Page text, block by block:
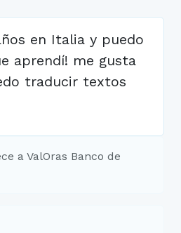
en Italia y puedo
aprendí! me gusta
traducir textos
a ValOras Banco de